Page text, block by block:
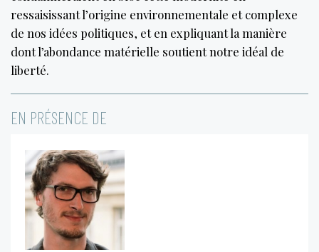
ressaisissant l’origine environnementale et complexe
de nos idées politiques, et en expliquant la manière
dont l’abondance matérielle soutient notre idéal de
liberté.
EN PRÉSENCE DE